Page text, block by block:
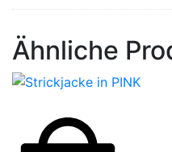
Ähnliche